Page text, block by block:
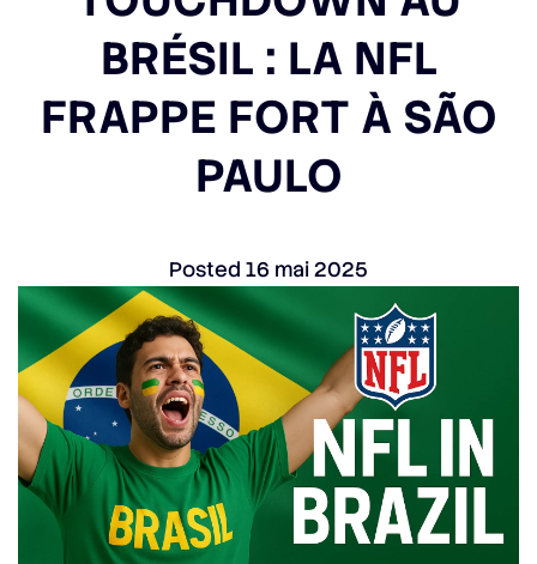
BRÉSIL : LA NFL
FRAPPE FORT À SÃO
PAULO
Posted 16 mai 2025